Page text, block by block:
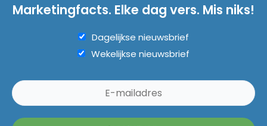
Marketingfacts. Elke dag vers. Mis niks!
Dagelijkse nieuwsbrief
Wekelijkse nieuwsbrief